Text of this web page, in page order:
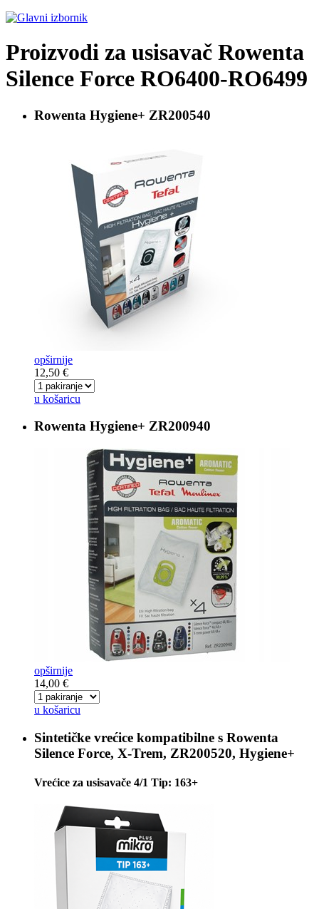
Proizvodi za usisavač Rowenta
Silence Force RO6400-RO6499
Rowenta Hygiene+ ZR200540
opširnije
12,50 €
u košaricu
Rowenta Hygiene+ ZR200940
opširnije
14,00 €
u košaricu
Sintetičke vrećice kompatibilne s Rowenta
Silence Force, X-Trem, ZR200520, Hygiene+
Vrećice za usisavače 4/1 Tip: 163+